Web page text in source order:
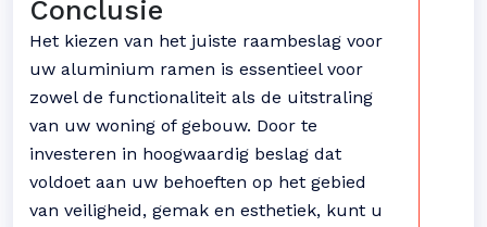
Conclusie
Het kiezen van het juiste raambeslag voor
uw aluminium ramen is essentieel voor
zowel de functionaliteit als de uitstraling
van uw woning of gebouw. Door te
investeren in hoogwaardig beslag dat
voldoet aan uw behoeften op het gebied
van veiligheid, gemak en esthetiek, kunt u